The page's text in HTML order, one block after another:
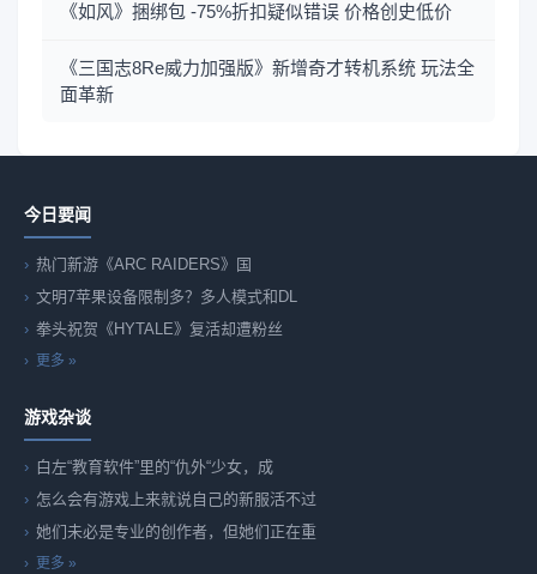
《如风》捆绑包 -75%折扣疑似错误 价格创史低价
《三国志8Re威力加强版》新增奇才转机系统 玩法全
面革新
今日要闻
热门新游《ARC RAIDERS》国
文明7苹果设备限制多？多人模式和DL
拳头祝贺《HYTALE》复活却遭粉丝
更多 »
游戏杂谈
白左“教育软件”里的“仇外“少女，成
怎么会有游戏上来就说自己的新服活不过
她们未必是专业的创作者，但她们正在重
更多 »